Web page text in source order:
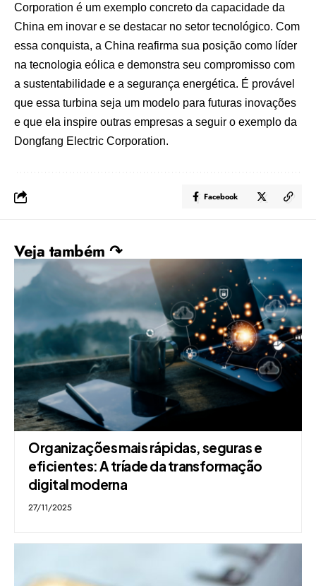
Corporation é um exemplo concreto da capacidade da
China em inovar e se destacar no setor tecnológico. Com
essa conquista, a China reafirma sua posição como líder
na tecnologia eólica e demonstra seu compromisso com
a sustentabilidade e a segurança energética. É provável
que essa turbina seja um modelo para futuras inovações
e que ela inspire outras empresas a seguir o exemplo da
Dongfang Electric Corporation.
Facebook
Veja também ↷
Organizações mais rápidas, seguras e
eficientes: A tríade da transformação
digital moderna
27/11/2025